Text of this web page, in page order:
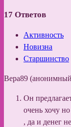
17 Ответов
Активность
Новизна
Старшинство
Вера89
Он
очень хочу
, да и денег